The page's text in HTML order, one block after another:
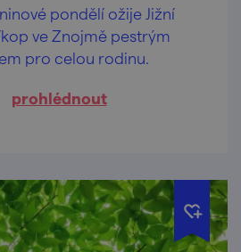
pondělí ožije Jižní
ve Znojmě pestrým
pro celou rodinu.
prohlédnout